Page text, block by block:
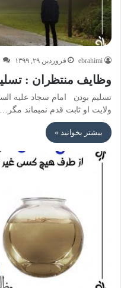
ebrahimi فروردین ۲۹, ۱۳۹۹
وظایف منتظران :
تسلیم بودن امام سجاد علیه
ولایت او ثابت قدم نمیماند مگر…
بیشتر بخوانید »